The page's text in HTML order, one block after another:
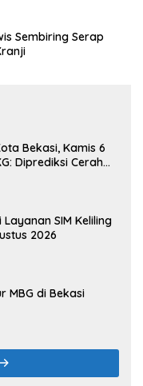
Sembiring Serap
Bekasi, Kamis 6
Diprediksi Cerah
SIM Keliling
2026
MBG di Bekasi